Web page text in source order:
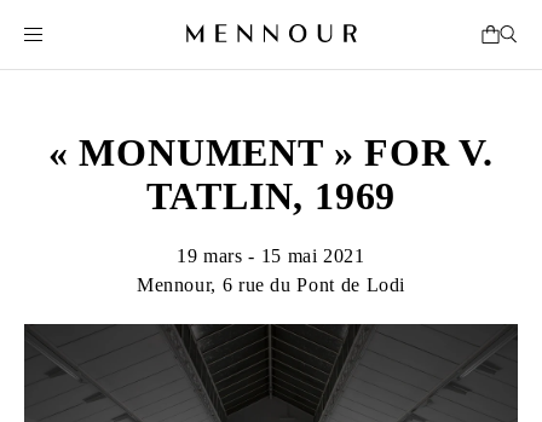
« MONUMENT » FOR V.
TATLIN, 1969
19 mars - 15 mai 2021
Mennour, 6 rue du Pont de Lodi